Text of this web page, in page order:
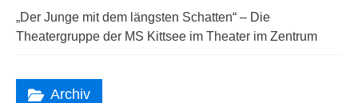
„Der Junge mit dem längsten Schatten“ – Die
Theatergruppe der MS Kittsee im Theater im Zentrum
Archiv